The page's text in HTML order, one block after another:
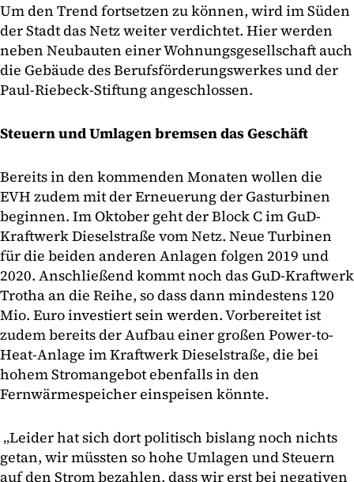
Um den Trend fortsetzen zu können, wird im Süden
der Stadt das Netz weiter verdichtet. Hier werden
neben Neubauten einer Wohnungsgesellschaft auch
die Gebäude des Berufsförderungswerkes und der
Paul-Riebeck-Stiftung angeschlossen.
Steuern und Umlagen bremsen das Geschäft
Bereits in den kommenden Monaten wollen die
EVH zudem mit der Erneuerung der Gasturbinen
beginnen. Im Oktober geht der Block C im GuD-
Kraftwerk Dieselstraße vom Netz. Neue Turbinen
für die beiden anderen Anlagen folgen 2019 und
2020. Anschließend kommt noch das GuD-Kraftwerk
Trotha an die Reihe, so dass dann mindestens 120
Mio. Euro investiert sein werden. Vorbereitet ist
zudem bereits der Aufbau einer großen Power-to-
Heat-Anlage im Kraftwerk Dieselstraße, die bei
hohem Stromangebot ebenfalls in den
Fernwärmespeicher einspeisen könnte.
„Leider hat sich dort politisch bislang noch nichts
getan, wir müssten so hohe Umlagen und Steuern
auf den Strom bezahlen, dass wir erst bei negativen